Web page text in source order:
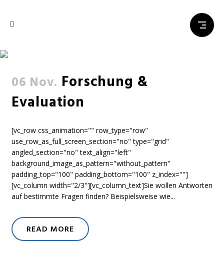
06 Nov. Forschung &
Evaluation
[vc_row css_animation="" row_type="row"
use_row_as_full_screen_section="no" type="grid"
angled_section="no" text_align="left"
background_image_as_pattern="without_pattern"
padding_top="100" padding_bottom="100" z_index=""]
[vc_column width="2/3"][vc_column_text]Sie wollen Antworten
auf bestimmte Fragen finden? Beispielsweise wie...
READ MORE